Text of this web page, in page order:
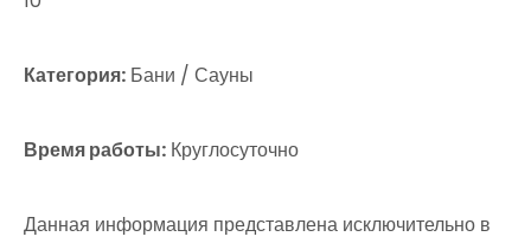
Категория: Бани / Сауны
Время работы: Круглосуточно
Данная информация представлена исключительно в